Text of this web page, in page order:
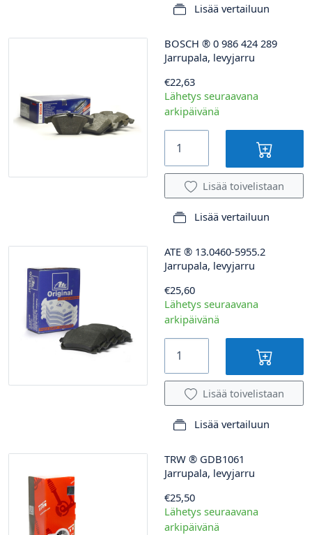
Lisää vertailuun
BOSCH ® 0 986 424 289
Jarrupala, levyjarru
€22,63
Lähetys seuraavana
arkipäivänä
Lisää toivelistaan
Lisää vertailuun
ATE ® 13.0460-5955.2
Jarrupala, levyjarru
€25,60
Lähetys seuraavana
arkipäivänä
Lisää toivelistaan
Lisää vertailuun
TRW ® GDB1061
Jarrupala, levyjarru
€25,50
Lähetys seuraavana
arkipäivänä